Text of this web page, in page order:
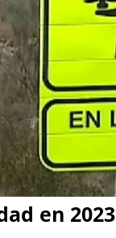
en 2023